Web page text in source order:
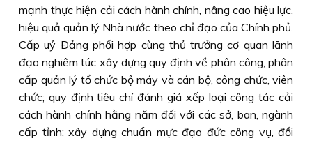
mạnh thực hiện cải cách hành chính, nâng cao hiệu lực,
hiệu quả quản lý Nhà nước theo chỉ đạo của Chính phủ.
Cấp uỷ Ðảng phối hợp cùng thủ trưởng cơ quan lãnh
đạo nghiêm túc xây dựng quy định về phân công, phân
cấp quản lý tổ chức bộ máy và cán bộ, công chức, viên
chức; quy định tiêu chí đánh giá xếp loại công tác cải
cách hành chính hằng năm đối với các sở, ban, ngành
cấp tỉnh; xây dựng chuẩn mực đạo đức công vụ, đổi